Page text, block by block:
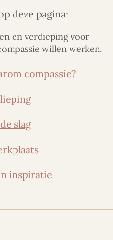
deze pagina:
en verdieping voor
willen werken.
compassie?
slag
inspiratie